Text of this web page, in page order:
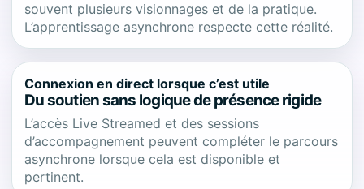
souvent plusieurs visionnages et de la pratique.
L’apprentissage asynchrone respecte cette réalité.
Connexion en direct lorsque c’est utile
Du soutien sans logique de présence rigide
L’accès Live Streamed et des sessions
d’accompagnement peuvent compléter le parcours
asynchrone lorsque cela est disponible et
pertinent.